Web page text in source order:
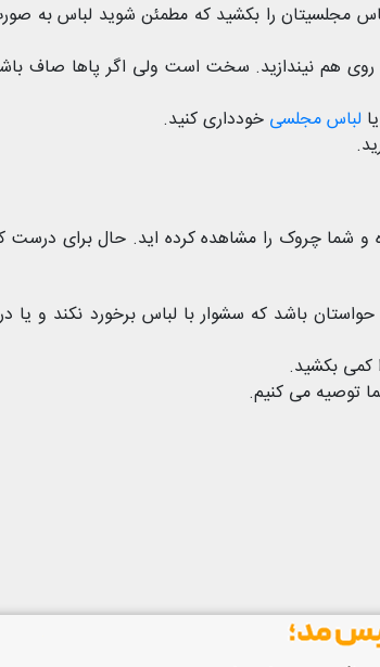
مجلسیتان را بکشید که مطمئن شوید لباس به
روی هم نیندازید. سخت است ولی اگر پاها صاف
لباس مجلسی خودداری کنید.
شما چروک را مشاهده کرده اید. حال برای درست
باشد که سشوار با لباس برخورد نکند و
کمی بکشید.
توصیه می کنیم.